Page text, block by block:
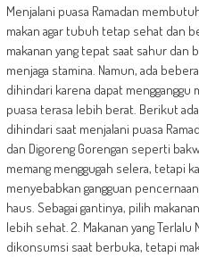
Menjalani puasa Ramadan
makan agar tubuh tetap sehat dan
makanan yang tepat saat sahur
menjaga stamina. Namun, ada
dihindari karena dapat
puasa terasa lebih berat. Berikut
dihindari saat menjalani puasa
dan Digoreng Gorengan seperti
memang menggugah selera, tetapi
menyebabkan gangguan
haus. Sebagai gantinya, pilih
lebih sehat. 2. Makanan yang Terlalu
dikonsumsi saat berbuka, tetapi